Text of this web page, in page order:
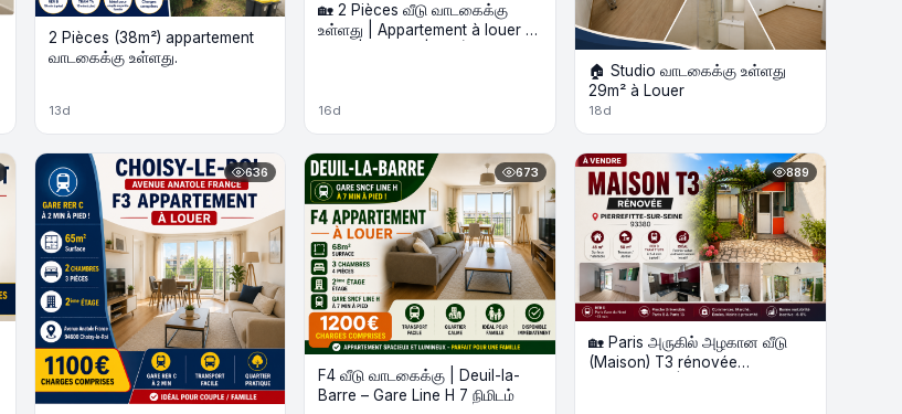
2 Pièces (38m²) appartement
வாடகைக்கு உள்ளது.
13d
🏡 2 Pièces வீடு வாடகைக்கு
உள்ளது | Appartement à louer –
16d
🏠 Studio வாடகைக்கு உள்ளது
29m² à Louer
18d
636 673
F4 வீடு வாடகைக்கு | Deuil-la-
Barre – Gare Line H 7 நிமிடம்
889
🏡 Paris அருகில் அழகான வீடு
(Maison) T3 rénovée